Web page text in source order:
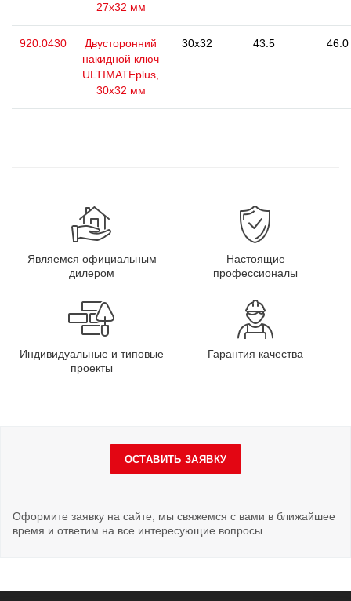
27х32 мм
920.0430
Двусторонний
накидной ключ
ULTIMATEplus,
30x32 мм
30x32 43.5 46.0
Являемся официальным
дилером
Настоящие
профессионалы
Индивидуальные и типовые
проекты
Гарантия качества
ОСТАВИТЬ ЗАЯВКУ
Оформите заявку на сайте, мы свяжемся с вами в ближайшее
время и ответим на все интересующие вопросы.